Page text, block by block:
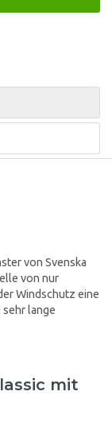
von Svenska
von nur
Windschutz eine
lange
mit